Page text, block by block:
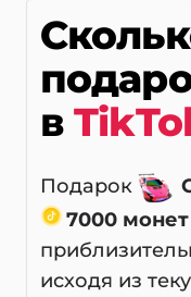
в
Подарок
7000
исходя из